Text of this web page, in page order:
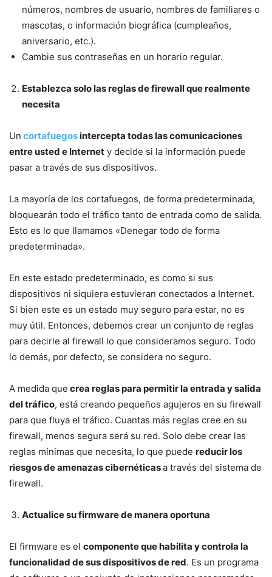
números, nombres de usuario, nombres de familiares o
mascotas, o información biográfica (cumpleaños,
aniversario, etc.).
Cambie sus contraseñas en un horario regular.
Establezca solo las reglas de firewall que realmente
necesita
Un cortafuegosintercepta todas las comunicaciones
entre usted e Internet y decide si la información puede
pasar a través de sus dispositivos.
La mayoría de los cortafuegos, de forma predeterminada,
bloquearán todo el tráfico tanto de entrada como de salida.
Esto es lo que llamamos «Denegar todo de forma
predeterminada».
En este estado predeterminado, es como si sus
dispositivos ni siquiera estuvieran conectados a Internet.
Si bien este es un estado muy seguro para estar, no es
muy útil. Entonces, debemos crear un conjunto de reglas
para decirle al firewall lo que consideramos seguro. Todo
lo demás, por defecto, se considera no seguro.
A medida que crea reglas para permitir la entrada y salida
del tráfico, está creando pequeños agujeros en su firewall
para que fluya el tráfico. Cuantas más reglas cree en su
firewall, menos segura será su red. Solo debe crear las
reglas mínimas que necesita, lo que puede reducir los
riesgos de amenazas cibernéticasa través del sistema de
firewall.
Actualice su firmware de manera oportuna
El firmware es el componente que habilita y controla la
funcionalidad de sus dispositivos de red. Es un programa